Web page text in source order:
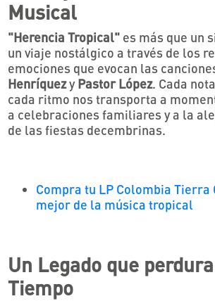
Musical
"Herencia Tropical" es más que un
un viaje nostálgico a través de los
emociones que evocan las
HenríquezyPastor López. Cada
cada ritmo nos transporta a
a celebraciones familiares y a la
de las fiestas decembrinas.
Compra tu LP Colombia Tierra
mejor de la música tropical
Un Legado que
Tiempo